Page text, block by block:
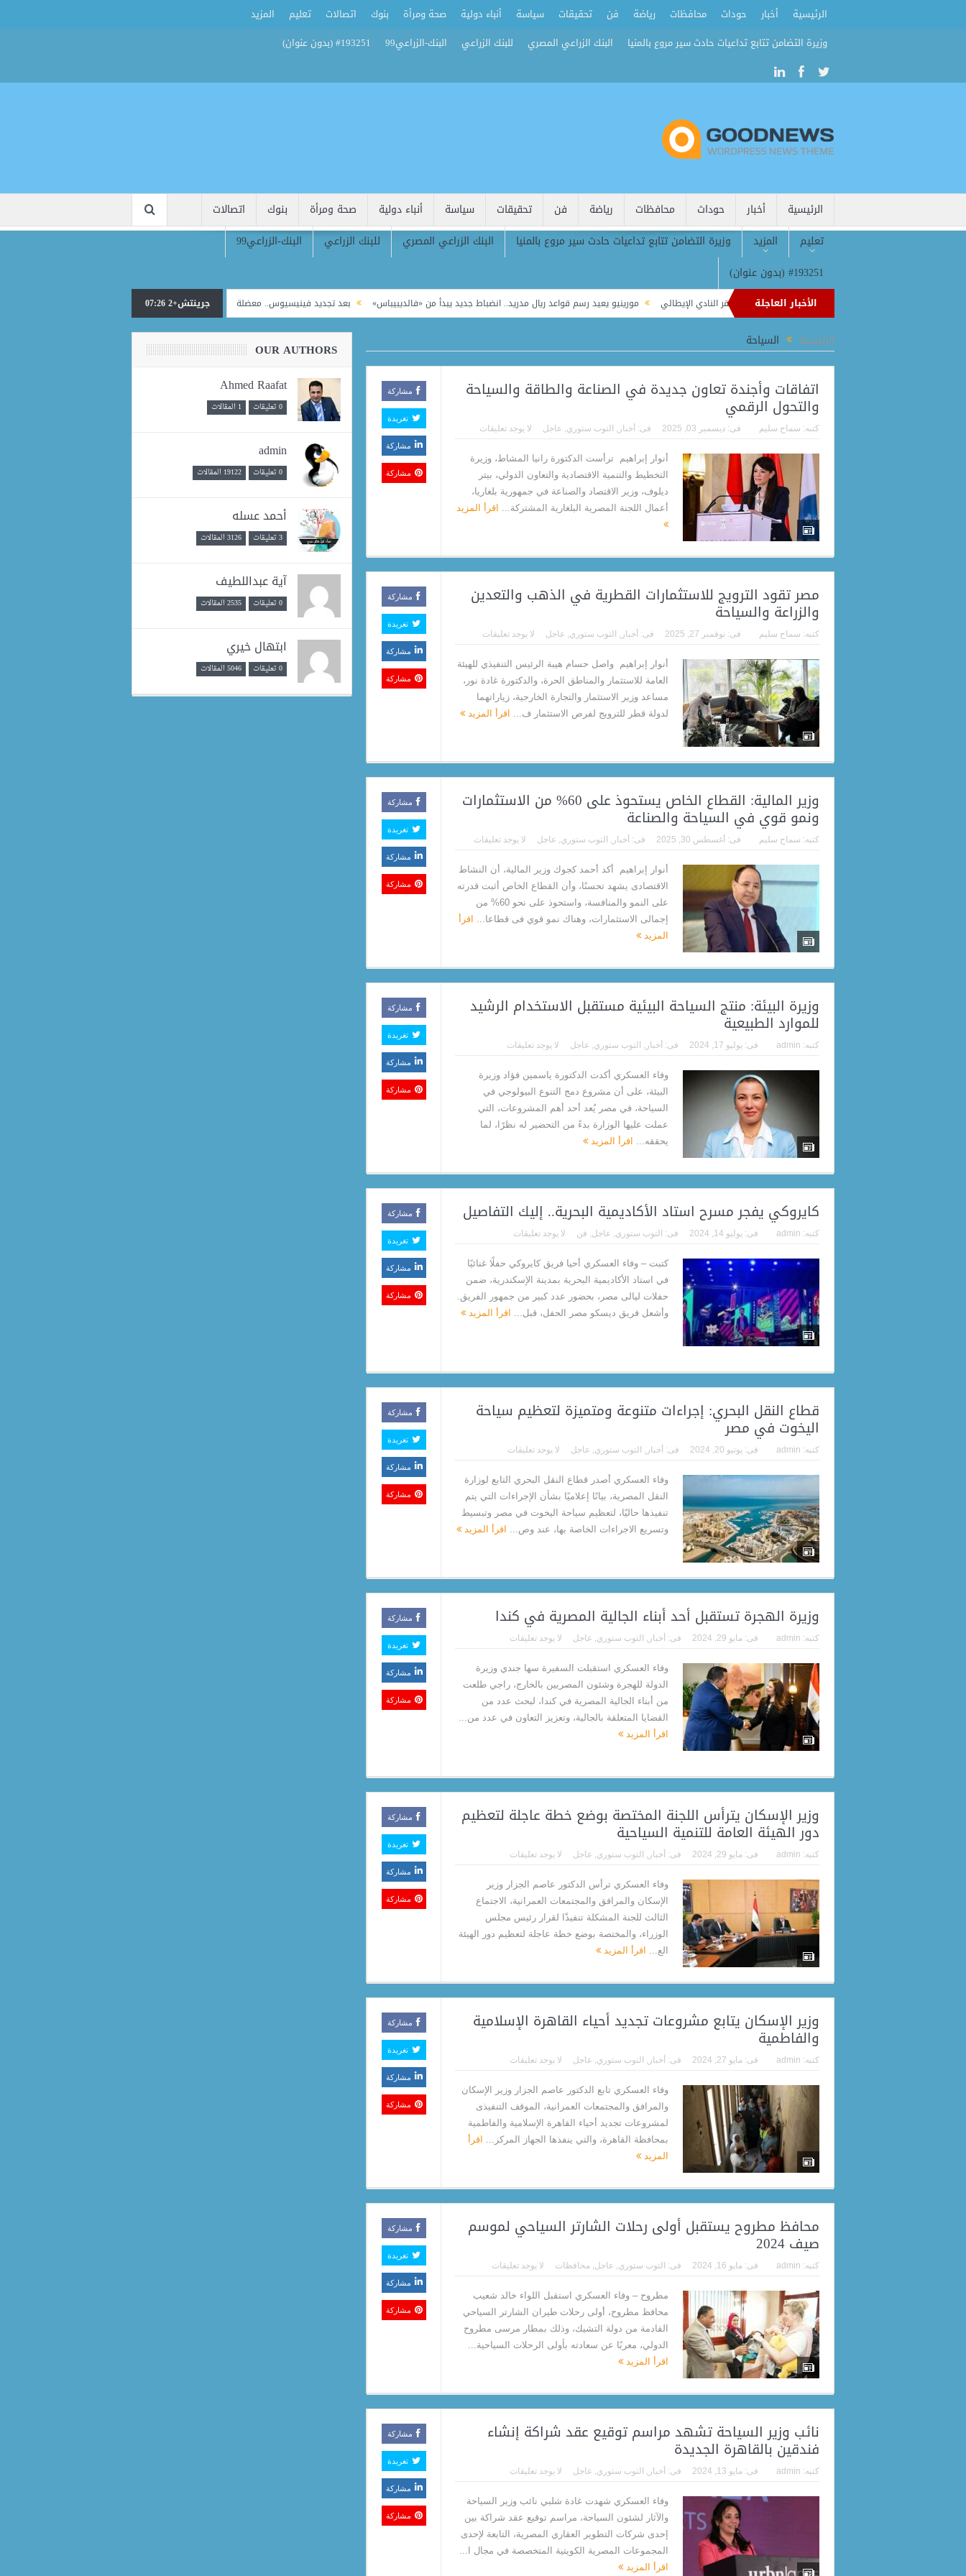
الرئيسية أخبار حوداث محافظات رياضة فن تحقيقات سياسة أنباء دولية صحة ومرأة بنوك اتصالات تعليم
المزيد
وزيرة التضامن تتابع تداعيات حادث سير مروع بالمنيا
البنك الزراعي المصري للبنك الزراعي البنك-الزراعي99 #193251 (بدون عنوان)
الرئيسية أخبار حوداث محافظات رياضة فن تحقيقات سياسة أنباء دولية صحة ومرأة بنوك
اتصالات
تعليم
المزيد وزيرة التضامن تتابع تداعيات حادث سير مروع بالمنيا البنك الزراعي المصري للبنك الزراعي
البنك-الزراعي99
#193251 (بدون عنوان)
الأخبار العاجلة
لضم جيسوس.. وكيل مهاجم آرسنال يظهر في مقر النادي الإيطالي مورينيو يعيد رسم قواعد ريال مدريد.. انضباط جديد يبدأ من «فالديبيباس» بعد تجديد فينيسيوس.. معضلة جديدة تنتظر مورينيو داخل ريال مدريد
جرينتش+2 07:26
الرئيسية السياحة
اتفاقات وأجندة تعاون جديدة في الصناعة والطاقة والسياحة
والتحول الرقمي
كتبه: سماح سليم فى: ديسمبر 03, 2025 فى: أخبار التوب ستوري عاجل لا يوجد تعليقات
أنوار إبراهيم ترأست الدكتورة رانيا المشاط، وزيرة
التخطيط والتنمية الاقتصادية والتعاون الدولي، بيتر
ديلوف، وزير الاقتصاد والصناعة في جمهورية بلغاريا،
أعمال اللجنة المصرية البلغارية المشتركة... اقرأ المزيد
مشاركة
تغريدة
مشاركة
مشاركة
مصر تقود الترويج للاستثمارات القطرية في الذهب والتعدين
والزراعة والسياحة
كتبه: سماح سليم فى: نوفمبر 27, 2025 فى: أخبار التوب ستوري عاجل لا يوجد تعليقات
أنوار إبراهيم واصل حسام هيبة الرئيس التنفيذي للهيئة
العامة للاستثمار والمناطق الحرة، والدكتورة غادة نور،
مساعد وزير الاستثمار والتجارة الخارجية، زياراتهما
لدولة قطر للترويج لفرص الاستثمار ف... اقرأ المزيد
مشاركة
تغريدة
مشاركة
مشاركة
وزير المالية: القطاع الخاص يستحوذ على 60% من الاستثمارات
ونمو قوي في السياحة والصناعة
كتبه: سماح سليم فى: أغسطس 30, 2025 فى: أخبار التوب ستوري عاجل لا يوجد تعليقات
أنوار إبراهيم أكد أحمد كجوك وزير المالية، أن النشاط
الاقتصادى يشهد تحسنًا، وأن القطاع الخاص أثبت قدرته
على النمو والمنافسة، واستحوذ على نحو 60% من
إجمالى الاستثمارات، وهناك نمو قوي فى قطاعا... اقرأ
المزيد
مشاركة
تغريدة
مشاركة
مشاركة
وزيرة البيئة: منتج السياحة البيئية مستقبل الاستخدام الرشيد
للموارد الطبيعية
كتبه: admin فى: يوليو 17, 2024 فى: أخبار التوب ستوري عاجل لا يوجد تعليقات
‎وفاء العسكري أكدت الدكتورة ياسمين فؤاد وزيرة
البيئة، على أن مشروع دمج التنوع البيولوجي في
السياحة، في مصر يُعد أحد أهم المشروعات، التي
عملت عليها الوزارة بدءً من التحضير له نظرًا، لما
يحققه... اقرأ المزيد
مشاركة
تغريدة
مشاركة
مشاركة
كايروكي يفجر مسرح استاد الأكاديمية البحرية.. إليك التفاصيل
كتبه: admin فى: يوليو 14, 2024 فى: التوب ستوري عاجل فن لا يوجد تعليقات
كتبت – وفاء العسكري أحيا فريق كايروكي حفلًا غنائيًا
في استاد الأكاديمية البحرية بمدينة الإسكندرية، ضمن
حفلات ليالى مصر، بحضور عدد كبير من جمهور الفريق.
وأشعل فريق ديسكو مصر الحفل، قبل... اقرأ المزيد
مشاركة
تغريدة
مشاركة
مشاركة
قطاع النقل البحري: إجراءات متنوعة ومتميزة لتعظيم سياحة
اليخوت في مصر
كتبه: admin فى: يونيو 20, 2024 فى: أخبار التوب ستوري عاجل لا يوجد تعليقات
وفاء العسكري أصدر قطاع النقل البحري التابع لوزارة
النقل المصرية، بيانًا إعلاميًا بشأن الإجراءات التي يتم
تنفيذها حاليًا، لتعظيم سياحة اليخوت في مصر وتبسيط
وتسريع الاجراءات الخاصة بها، عند وص... اقرأ المزيد
مشاركة
تغريدة
مشاركة
مشاركة
وزيرة الهجرة تستقبل أحد أبناء الجالية المصرية في كندا
كتبه: admin فى: مايو 29, 2024 فى: أخبار التوب ستوري عاجل لا يوجد تعليقات
وفاء العسكري استقبلت السفيرة سها جندي وزيرة
الدولة للهجرة وشئون المصريين بالخارج، راجي طلعت
من أبناء الجالية المصرية في كندا، لبحث عدد من
القضايا المتعلقة بالجالية، وتعزيز التعاون في عدد من...
اقرأ المزيد
مشاركة
تغريدة
مشاركة
مشاركة
وزير الإسكان يترأس اللجنة المختصة بوضع خطة عاجلة لتعظيم
دور الهيئة العامة للتنمية السياحية
كتبه: admin فى: مايو 29, 2024 فى: أخبار التوب ستوري عاجل لا يوجد تعليقات
وفاء العسكري ترأس الدكتور عاصم الجزار وزير
الإسكان والمرافق والمجتمعات العمرانية، الاجتماع
الثالث للجنة المشكلة تنفيذًا لقرار رئيس مجلس
الوزراء، والمختصة بوضع خطة عاجلة لتعظيم دور الهيئة
الع... اقرأ المزيد
مشاركة
تغريدة
مشاركة
مشاركة
وزير الإسكان يتابع مشروعات تجديد أحياء القاهرة الإسلامية
والفاطمية
كتبه: admin فى: مايو 27, 2024 فى: أخبار التوب ستوري عاجل لا يوجد تعليقات
وفاء العسكري تابع الدكتور عاصم الجزار وزير الإسكان
والمرافق والمجتمعات العمرانية، الموقف التنفيذى
لمشروعات تجديد أحياء القاهرة الإسلامية والفاطمية
بمحافظة القاهرة، والتي ينفذها الجهاز المركز... اقرأ
المزيد
مشاركة
تغريدة
مشاركة
مشاركة
محافظ مطروح يستقبل أولى رحلات الشارتر السياحي لموسم
صيف 2024
كتبه: admin فى: مايو 16, 2024 فى: التوب ستوري عاجل محافظات لا يوجد تعليقات
مطروح – وفاء العسكري استقبل اللواء خالد شعيب
محافظ مطروح، أولى رحلات طيران الشارتر السياحي
القادمة من دولة التشيك، وذلك بمطار مرسى مطروح
الدولي، معربًا عن سعادته بأولى الرحلات السياحية...
اقرأ المزيد
مشاركة
تغريدة
مشاركة
مشاركة
نائب وزير السياحة تشهد مراسم توقيع عقد شراكة إنشاء
فندقين بالقاهرة الجديدة
كتبه: admin فى: مايو 13, 2024 فى: أخبار التوب ستوري عاجل لا يوجد تعليقات
وفاء العسكري شهدت غادة شلبي نائب وزير السياحة
والآثار لشئون السياحة، مراسم توقيع عقد شراكة بين
إحدى شركات التطوير العقاري المصرية، التابعة لإحدى
المجموعات المصرية الكويتية المتخصصة في مجال ا...
اقرأ المزيد
مشاركة
تغريدة
مشاركة
مشاركة
OUR AUTHORS
Ahmed Raafat
0 تعليقات 1 المقالات
admin
0 تعليقات 19122 المقالات
أحمد عسله
3 تعليقات 3126 المقالات
آية عبداللطيف
0 تعليقات 2535 المقالات
ابتهال خيري
0 تعليقات 5046 المقالات